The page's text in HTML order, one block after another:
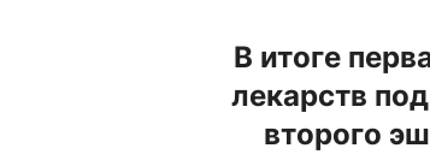
В итоге
лекарств
второго